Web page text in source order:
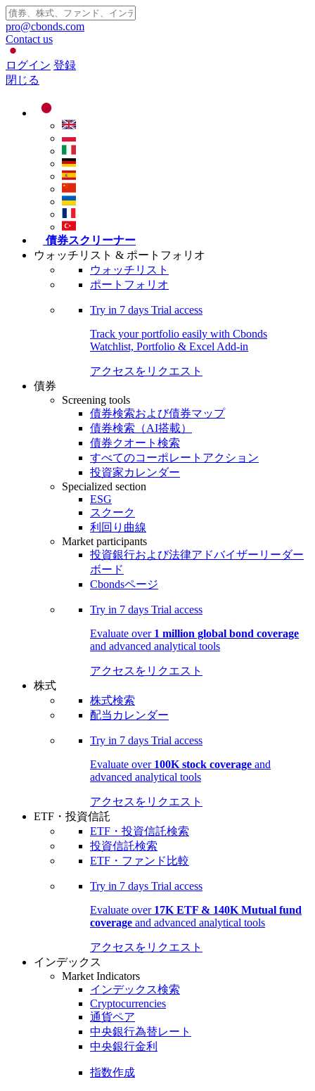
pro@cbonds.com
Contact us
ログイン 登録
閉じる
債券スクリーナー
ウォッチリスト & ポートフォリオ
ウォッチリスト
ポートフォリオ
Try in 7 days Trial access
Track your portfolio easily with Cbonds
Watchlist, Portfolio & Excel Add-in
アクセスをリクエスト
債券
Screening tools
債券検索および債券マップ
債券検索（AI搭載）
債券クオート検索
すべてのコーポレートアクション
投資家カレンダー
Specialized section
ESG
スクーク
利回り曲線
Market participants
投資銀行および法律アドバイザーリーダー
ボード
Cbondsページ
Try in 7 days Trial access
Evaluate over 1 million global bond coverage
and advanced analytical tools
アクセスをリクエスト
株式
株式検索
配当カレンダー
Try in 7 days Trial access
Evaluate over 100K stock coverage and
advanced analytical tools
アクセスをリクエスト
ETF・投資信託
ETF・投資信託検索
投資信託検索
ETF・ファンド比較
Try in 7 days Trial access
Evaluate over 17K ETF & 140K Mutual fund
coverage and advanced analytical tools
アクセスをリクエスト
インデックス
Market Indicators
インデックス検索
Cryptocurrencies
通貨ペア
中央銀行為替レート
中央銀行金利
指数作成